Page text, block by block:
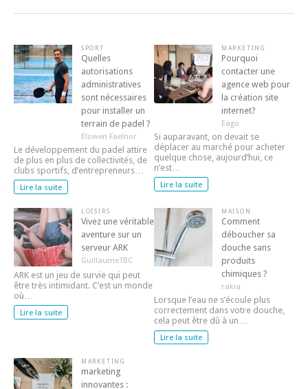
SPORT
Quelles
autorisations
administratives
sont nécessaires
pour installer un
terrain de padel ?
Elowen Faelnor
Le développement du padel attire
de plus en plus de collectivités, de
clubs sportifs, d’entrepreneurs…
Lire la suite
MARKETING
Pourquoi
contacter une
agence web pour
la création site
internet?
Eago
Si auparavant, on devait se
déplacer au marché pour acheter
quelque chose, aujourd’hui, ce
n’est…
Lire la suite
LOISIRS
Vivez une véritable
aventure sur un
serveur ARK
GuillaumeTBC
ARK est un jeu de survie qui peut
être très intimidant. C’est un monde
où…
Lire la suite
MAISON
Comment
déboucher sa
douche sans
produits
chimiques ?
rakia
Lorsque l’eau ne s’écoule plus
correctement dans votre douche,
cela peut être dû à un…
Lire la suite
MARKETING
marketing
innovantes :